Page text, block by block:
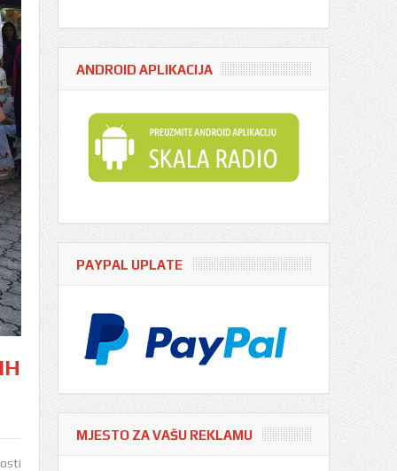
ANDROID APLIKACIJA
PAYPAL UPLATE
MJESTO ZA VAŠU REKLAMU